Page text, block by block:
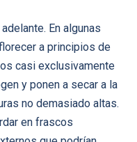
En algunas
a principios de
casi exclusivamente
y ponen a secar a la
no demasiado altas.
en frascos